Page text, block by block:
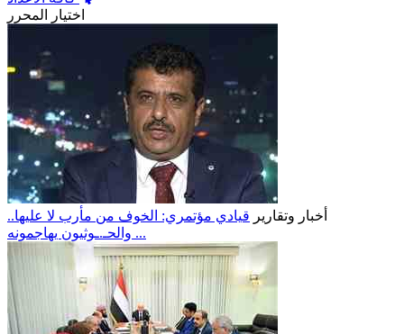
اختيار المحرر
أخبار وتقارير قيادي مؤتمري: الخوف من مأرب لا عليها..
والحـ.ـوثيون يهاجمونه ...